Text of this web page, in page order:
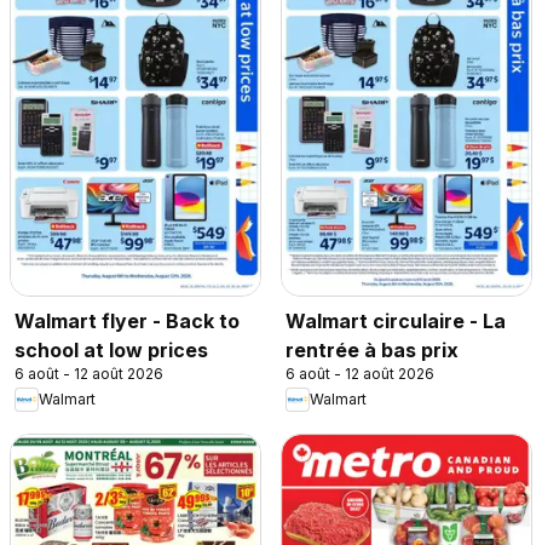
Walmart flyer - Back to
school at low prices
6 août - 12 août 2026
Walmart
Walmart circulaire - La
rentrée à bas prix
6 août - 12 août 2026
Walmart